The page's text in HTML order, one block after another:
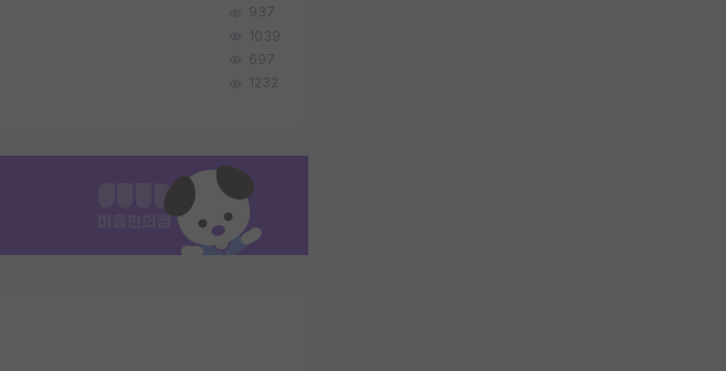
937
1039
697
1232